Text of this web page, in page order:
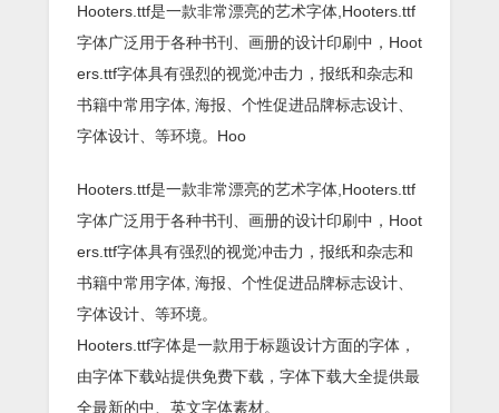
Hooters.ttf是一款非常漂亮的艺术字体,Hooters.ttf
字体广泛用于各种书刊、画册的设计印刷中，Hoot
ers.ttf字体具有强烈的视觉冲击力，报纸和杂志和
书籍中常用字体, 海报、个性促进品牌标志设计、
字体设计、等环境。Hoo
Hooters.ttf是一款非常漂亮的艺术字体,Hooters.ttf
字体广泛用于各种书刊、画册的设计印刷中，Hoot
ers.ttf字体具有强烈的视觉冲击力，报纸和杂志和
书籍中常用字体, 海报、个性促进品牌标志设计、
字体设计、等环境。
Hooters.ttf字体是一款用于标题设计方面的字体，
由字体下载站提供免费下载，字体下载大全提供最
全最新的中、英文字体素材。